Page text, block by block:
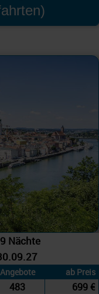
Nächte
Angebote ab Preis
483
699 €